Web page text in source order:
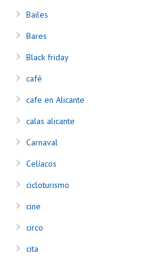
Bailes
Bares
Black friday
café
cafe en Alicante
calas alicante
Carnaval
Celíacos
cicloturismo
cine
circo
cita